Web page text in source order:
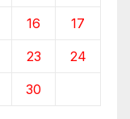
16 17
23 24
30